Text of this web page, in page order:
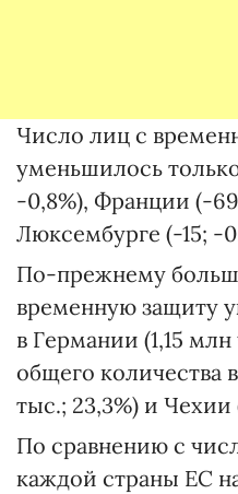
Число лиц с
уменьшилось
-0,8%), Франции (-
Люксембурге (-15; -
По-прежнему
временную защиту
в Германии (1,15 млн
общего количества
тыс.; 23,3%) и Чехии
По сравнению с
каждой страны ЕС